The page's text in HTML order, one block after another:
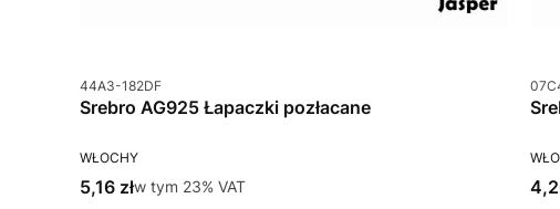
Kod produktu
44A3-182DF
Srebro AG925 Łapaczki pozłacane
PRODUCENT
WŁOCHY
Cena brutto
5,16 złw tym %s VAT
w tym 23% VAT
Kod